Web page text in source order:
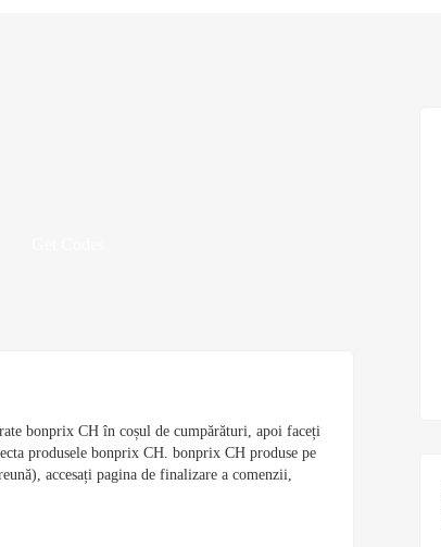
bonprix CH în coșul de cumpărături, apoi faceți
produsele bonprix CH. bonprix CH produse pe
accesați pagina de finalizare a comenzii,